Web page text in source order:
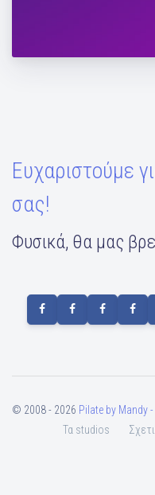
Ευχαριστούμε
σας!
Φυσικά, θα μας
© 2008 - 2026 Pilate by Mandy
Τα studios